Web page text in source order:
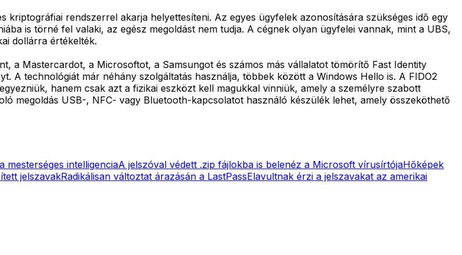
kriptográfiai rendszerrel akarja helyettesíteni. Az egyes ügyfelek azonosítására szükséges idő egy
is törné fel valaki, az egész megoldást nem tudja. A cégnek olyan ügyfelei vannak, mint a UBS,
dollárra értékelték.
a Mastercardot, a Microsoftot, a Samsungot és számos más vállalatot tömörítő Fast Identity
A technológiát már néhány szolgáltatás használja, többek között a Windows Hello is. A FIDO2
hanem csak azt a fizikai eszközt kell magukkal vinniük, amely a személyre szabott
megoldás USB-, NFC- vagy Bluetooth-kapcsolatot használó készülék lehet, amely összeköthető
mesterséges intelligenciaA jelszóval védett .zip fájlokba is belenéz a Microsoft vírusírtójaHőképek
jelszavakRadikálisan változtat árazásán a LastPassElavultnak érzi a jelszavakat az amerikai